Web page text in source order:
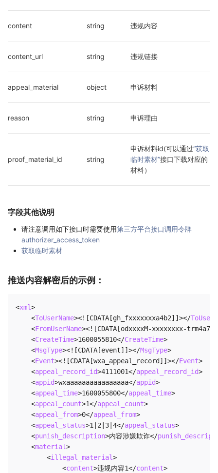
content string 违规内容
content_url string 违规链接
appeal_material object 申诉材料
reason string 申诉理由
proof_material_id string
申诉材料id(可以通过“获取
临时素材”接口下载对应的
材料）
字段其他说明
请注意调用如下接口时需要使用第三方平台接口调用令牌
authorizer_access_token
获取临时素材
推送内容解密后的示例：
<xml>
<ToUserName><![CDATA[gh_fxxxxxxxa4b2]]></
<FromUserName><![CDATA[odxxxxM-xxxxxxxx-
<CreateTime>1600055810</CreateTime>
<MsgType><![CDATA[event]]></MsgType>
<Event><![CDATA[wxa_appeal_record]]></Event>
<appeal_record_id>4111001</appeal_record_id>
<appid>wxaaaaaaaaaaaaaaaa</appid>
<appeal_time>1600055800</appeal_time>
<appeal_count>1</appeal_count>
<appeal_from>0</appeal_from>
<appeal_status>1|2|3|4</appeal_status>
<punish_description>内容涉嫌欺诈</
<material>
<illegal_material>
<content>违规内容1</content>